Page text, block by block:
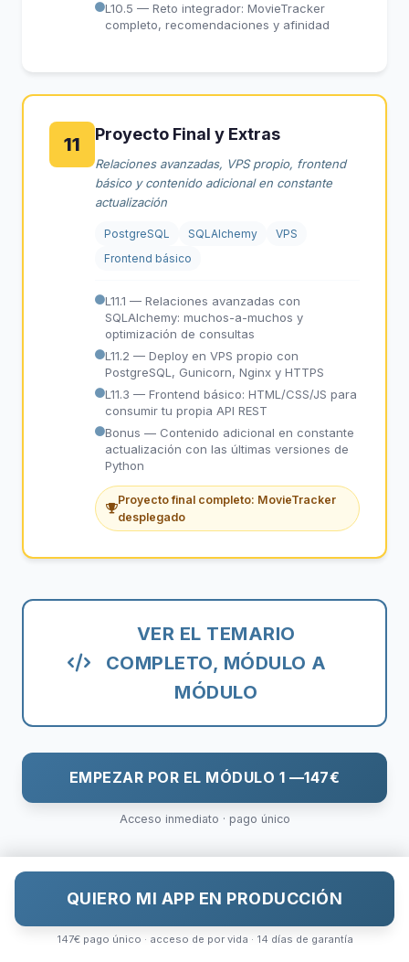
L10.5 — Reto integrador: MovieTracker
completo, recomendaciones y afinidad
11 Proyecto Final y Extras
Relaciones avanzadas, VPS propio, frontend
básico y contenido adicional en constante
actualización
PostgreSQL SQLAlchemy
VPS
Frontend básico
L11.1 — Relaciones avanzadas con
SQLAlchemy: muchos-a-muchos y
optimización de consultas
L11.2 — Deploy en VPS propio con
PostgreSQL, Gunicorn, Nginx y HTTPS
L11.3 — Frontend básico: HTML/CSS/JS para
consumir tu propia API REST
Bonus — Contenido adicional en constante
actualización con las últimas versiones de
Python
Proyecto final completo: MovieTracker
desplegado
VER EL TEMARIO
COMPLETO, MÓDULO A
MÓDULO
EMPEZAR POR EL MÓDULO 1 —147€
Acceso inmediato · pago único
QUIERO MI APP EN PRODUCCIÓN
147€ pago único · acceso de por vida · 14 días de garantía